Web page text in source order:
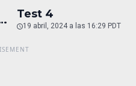
Test 4
19 abril, 2024 a las 16:29 PDT